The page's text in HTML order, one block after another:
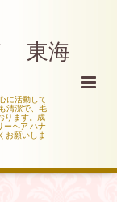
東海
に活動して
清潔で、毛
ります。成
ーヘア ハナ
お願いしま